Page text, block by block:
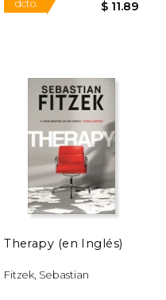
Therapy (en Inglés)
Fitzek, Sebastian